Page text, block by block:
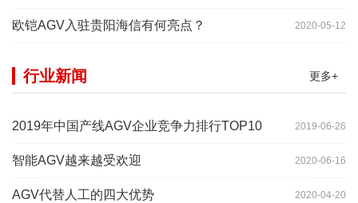
2020-05-12
欧铠AGV入驻贵阳海信有何亮点？
更多+
行业新闻
2019-06-26
2019年中国产线AGV企业竞争力排行TOP10
2020-06-16
智能AGV越来越受欢迎
2020-04-20
AGV代替人工的四大优势